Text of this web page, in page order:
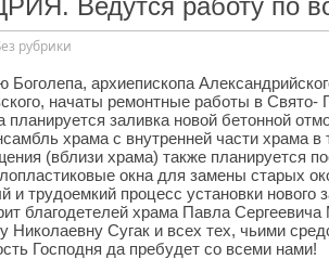
Ведутся работу по
рубрики
Боголепа, архиепископа
начаты ремонтные работы в Свято-
планируется заливка новой бетонной
храма с внутренней части храма
(вблизи храма) также планируется
окна для замены старых
и трудоемкий процесс установки нового
благодетелей храма Павла
Николаевну Сугак и всех тех, чьими
Господня да пребудет со всеми нами!